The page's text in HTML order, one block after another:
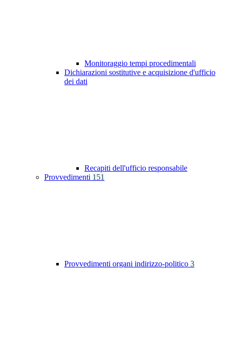
Monitoraggio tempi procedimentali
Dichiarazioni sostitutive e acquisizione d'ufficio
dei dati
Recapiti dell'ufficio responsabile
Provvedimenti 151
Provvedimenti organi indirizzo-politico 3